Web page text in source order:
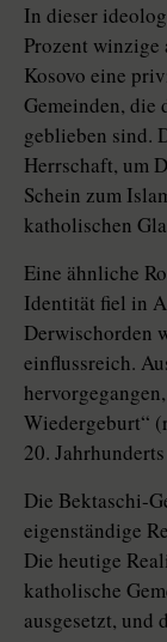
In dieser
Prozent winzige
Kosovo eine
Gemeinden, die
geblieben sind.
Herrschaft, um
Schein zum
katholischen
Eine ähnliche
Identität fiel in
Derwischorden
einflussreich.
Wiedergeburt“
20.
Die Bektaschi-
eigenständige
Die heutige
katholische
ausgesetzt, und